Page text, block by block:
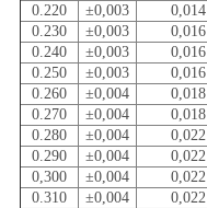
0.220
±0,003 0,014
0.230
±0,003 0,016
0.240
±0,003 0,016
0.250
±0,003 0,016
0.260
±0,004 0,018
0.270
±0,004 0,018
0.280
±0,004 0,022
0.290
±0,004 0,022
0,300
±0,004 0,022
0.310
±0,004 0,022